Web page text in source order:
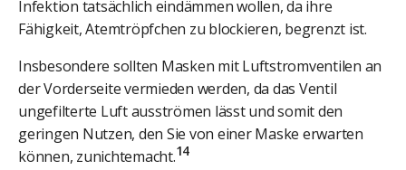
Infektion tatsächlich eindämmen wollen, da ihre
Fähigkeit, Atemtröpfchen zu blockieren, begrenzt ist.
Insbesondere sollten Masken mit Luftstromventilen an
der Vorderseite vermieden werden, da das Ventil
ungefilterte Luft ausströmen lässt und somit den
geringen Nutzen, den Sie von einer Maske erwarten
können, zunichtemacht.14